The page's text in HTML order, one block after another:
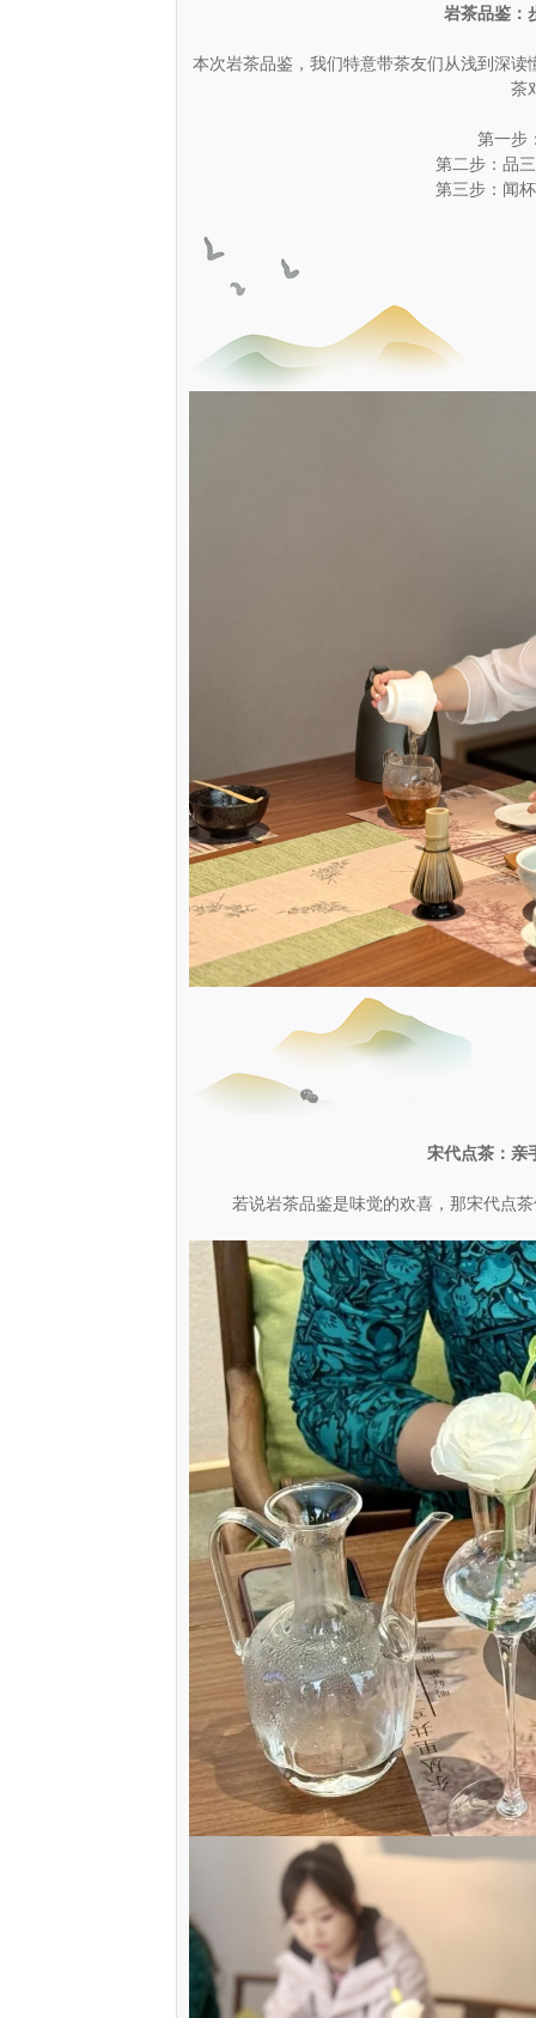
岩茶品鉴：
本次岩茶品鉴，我们特意带茶友们从浅到深
茶
第一步
第二步：品
第三步：闻
宋代点茶：亲
若说岩茶品鉴是味觉的欢喜，那宋代点